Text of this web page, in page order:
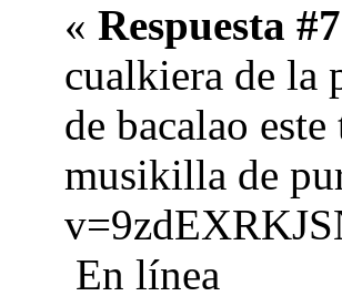
« Respuesta
cualkiera de la
de bacalao
musikilla de
En línea